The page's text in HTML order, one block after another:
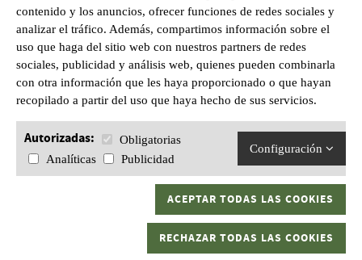
contenido y los anuncios, ofrecer funciones de redes sociales y
analizar el tráfico. Además, compartimos información sobre el
uso que haga del sitio web con nuestros partners de redes
sociales, publicidad y análisis web, quienes pueden combinarla
con otra información que les haya proporcionado o que hayan
recopilado a partir del uso que haya hecho de sus servicios.
Autorizadas:
Obligatorias
Analíticas
Publicidad
Configuración
ACEPTAR TODAS LAS COOKIES
RECHAZAR TODAS LAS COOKIES
WhatsApp:
601628210
Gran Kaptura, S.L.U C/ Sant Pau, 1 17600 Figueres, Girona.